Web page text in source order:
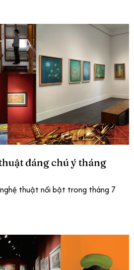
đáng chú ý tháng
thuật nổi bật trong tháng 7